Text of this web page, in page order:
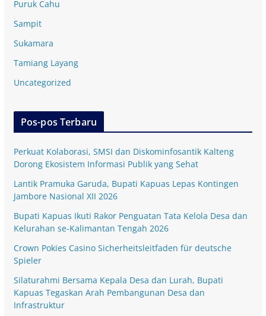
Puruk Cahu
Sampit
Sukamara
Tamiang Layang
Uncategorized
Pos-pos Terbaru
Perkuat Kolaborasi, SMSI dan Diskominfosantik Kalteng
Dorong Ekosistem Informasi Publik yang Sehat
Lantik Pramuka Garuda, Bupati Kapuas Lepas Kontingen
Jambore Nasional XII 2026
Bupati Kapuas Ikuti Rakor Penguatan Tata Kelola Desa dan
Kelurahan se-Kalimantan Tengah 2026
Crown Pokies Casino Sicherheitsleitfaden für deutsche
Spieler
Silaturahmi Bersama Kepala Desa dan Lurah, Bupati
Kapuas Tegaskan Arah Pembangunan Desa dan
Infrastruktur